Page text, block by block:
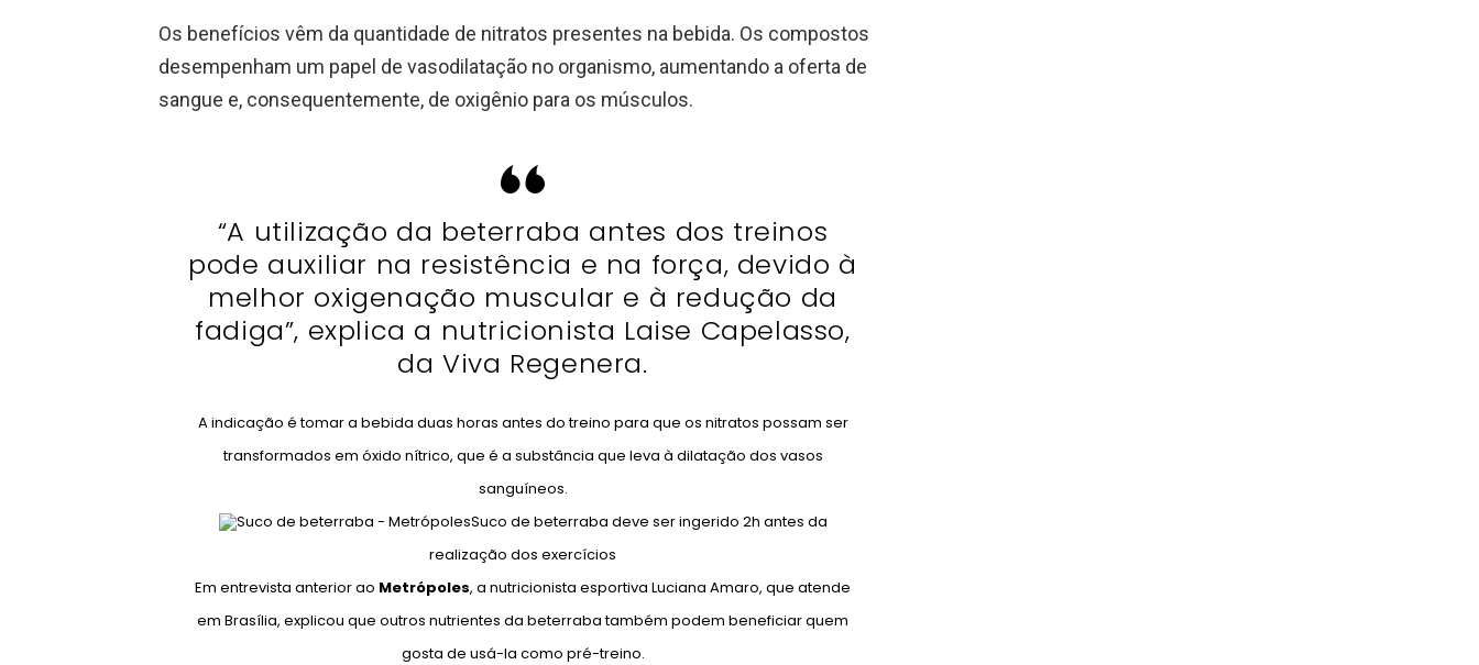
Os benefícios vêm da quantidade de nitratos presentes na bebida. Os compostos
desempenham um papel de vasodilatação no organismo, aumentando a oferta de
sangue e, consequentemente, de oxigênio para os músculos.
“A utilização da beterraba antes dos treinos
pode auxiliar na resistência e na força, devido à
melhor oxigenação muscular e à redução da
fadiga”, explica a nutricionista Laise Capelasso,
da Viva Regenera.
A indicação é tomar a bebida duas horas antes do treino para que os nitratos possam ser
transformados em óxido nítrico, que é a substância que leva à dilatação dos vasos
sanguíneos.
Suco de beterraba deve ser ingerido 2h antes da
realização dos exercícios
Em entrevista anterior ao Metrópoles, a nutricionista esportiva Luciana Amaro, que atende
em Brasília, explicou que outros nutrientes da beterraba também podem beneficiar quem
gosta de usá-la como pré-treino.